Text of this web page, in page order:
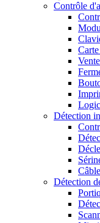
Contrôle
Détection
Détection